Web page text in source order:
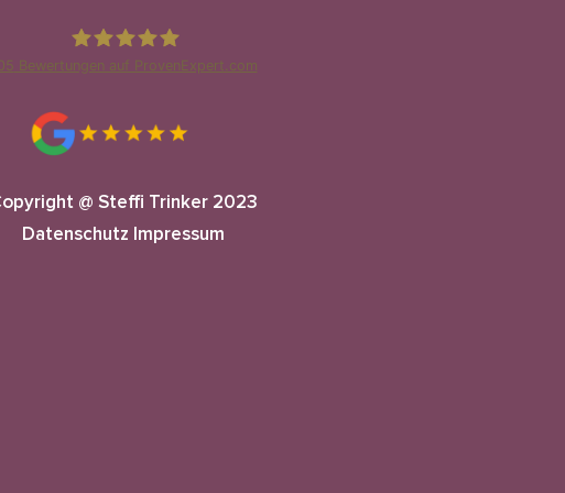
Bewertungen auf ProvenExpert.com
@ Steffi Trinker 2023
Datenschutz Impressum